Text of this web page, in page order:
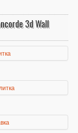
3d Wall